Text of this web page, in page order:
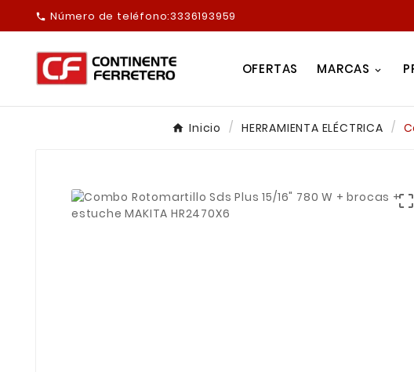
 Número de teléfono:3336193959
OFERTAS MARCAS
Inicio HERRAMIENTA ELÉCTRICA
